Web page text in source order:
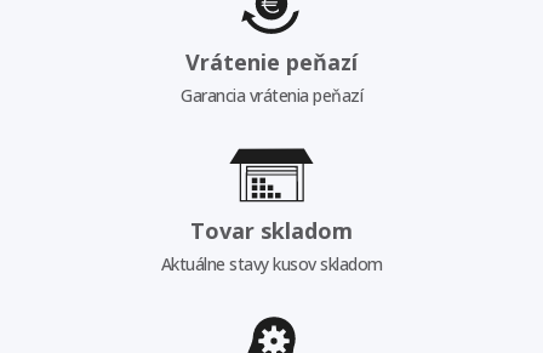
Vrátenie peňazí
Garancia vrátenia peňazí
Tovar skladom
Aktuálne stavy kusov skladom